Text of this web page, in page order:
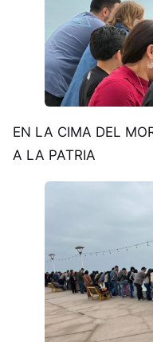
EN LA CIMA DEL
A LA PATRIA